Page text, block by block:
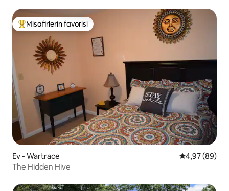
Misafirlerin favorilerinden en beğenilenler arasında
Misafirlerin favorisi
Ev - Wartrace 5 üzerinden
4,97 (89)
The Hidden Hive